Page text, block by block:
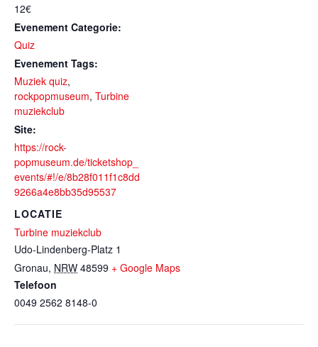
12€
Evenement Categorie:
Quiz
Evenement Tags:
Muziek quiz,
rockpopmuseum, Turbine
muziekclub
Site:
https://rock-
popmuseum.de/ticketshop_
events/#!/e/8b28f011f1c8dd
9266a4e8bb35d95537
LOCATIE
Turbine muziekclub
Udo-Lindenberg-Platz 1
Gronau, NRW 48599 + Google Maps
Telefoon
0049 2562 8148-0